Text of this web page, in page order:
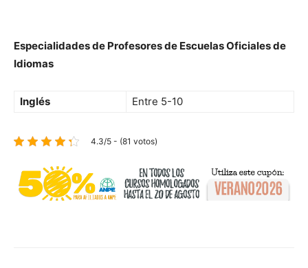
Especialidades de Profesores de Escuelas Oficiales de
Idiomas
Inglés Entre 5-10
4.3/5 - (81 votos)